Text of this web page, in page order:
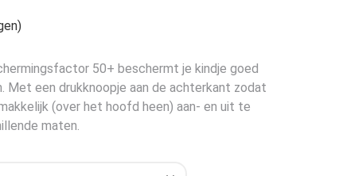
50+ beschermt je kindje goed
Met een drukknoopje aan de achterkant zodat
(over het hoofd heen) aan- en uit te
maten.